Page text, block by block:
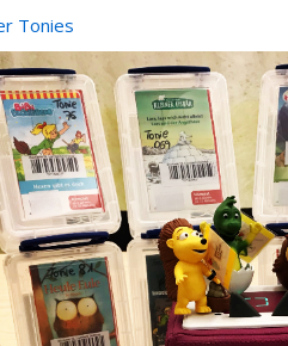
Tonies